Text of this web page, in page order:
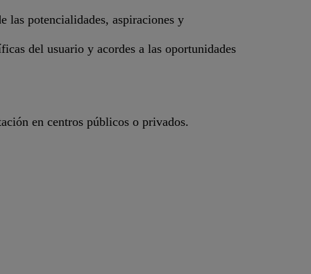
las potencialidades, aspiraciones y
del usuario y acordes a las oportunidades
en centros públicos o privados.